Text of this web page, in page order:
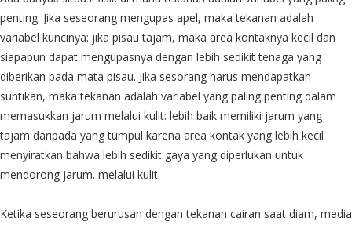
penting. Jika seseorang mengupas apel, maka tekanan adalah
variabel kuncinya: jika pisau tajam, maka area kontaknya kecil dan
siapapun dapat mengupasnya dengan lebih sedikit tenaga yang
diberikan pada mata pisau. Jika sesorang harus mendapatkan
suntikan, maka tekanan adalah variabel yang paling penting dalam
memasukkan jarum melalui kulit: lebih baik memiliki jarum yang
tajam daripada yang tumpul karena area kontak yang lebih kecil
menyiratkan bahwa lebih sedikit gaya yang diperlukan untuk
mendorong jarum. melalui kulit.
Ketika seseorang berurusan dengan tekanan cairan saat diam, media